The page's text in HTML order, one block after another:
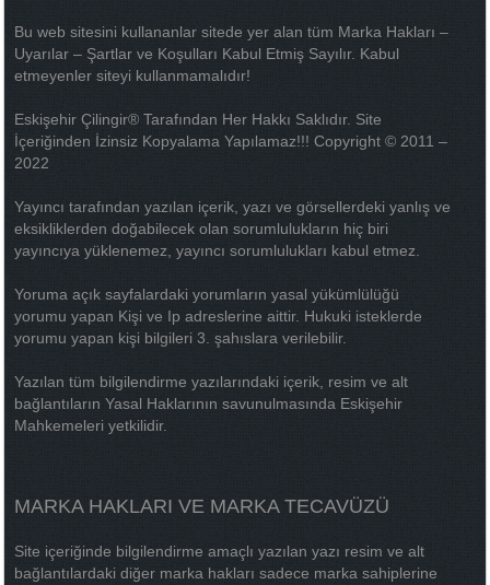
Bu web sitesini kullananlar sitede yer alan tüm Marka Hakları –
Uyarılar – Şartlar ve Koşulları Kabul Etmiş Sayılır. Kabul
etmeyenler siteyi kullanmamalıdır!
Eskişehir Çilingir® Tarafından Her Hakkı Saklıdır. Site
İçeriğinden İzinsiz Kopyalama Yapılamaz!!! Copyright © 2011 –
2022
Yayıncı tarafından yazılan içerik, yazı ve görsellerdeki yanlış ve
eksikliklerden doğabilecek olan sorumlulukların hiç biri
yayıncıya yüklenemez, yayıncı sorumlulukları kabul etmez.
Yoruma açık sayfalardaki yorumların yasal yükümlülüğü
yorumu yapan Kişi ve Ip adreslerine aittir. Hukuki isteklerde
yorumu yapan kişi bilgileri 3. şahıslara verilebilir.
Yazılan tüm bilgilendirme yazılarındaki içerik, resim ve alt
bağlantıların Yasal Haklarının savunulmasında Eskişehir
Mahkemeleri yetkilidir.
MARKA HAKLARI VE MARKA TECAVÜZÜ
Site içeriğinde bilgilendirme amaçlı yazılan yazı resim ve alt
bağlantılardaki diğer marka hakları sadece marka sahiplerine